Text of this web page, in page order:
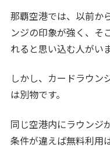
那覇空港では、以前か
ンジの印象が強く、そ
れると思い込む人がいま
しかし、カードラウン
は別物です。
同じ空港内にラウンジ
条件が違えば無料利用